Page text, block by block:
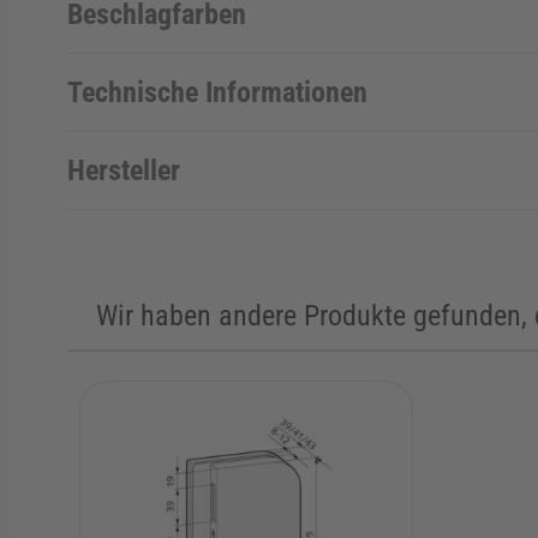
Beschlagfarben
Technische Informationen
Hersteller
Wir haben andere Produkte